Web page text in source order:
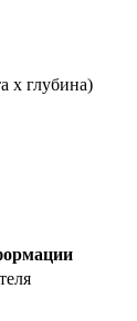
x глубина)